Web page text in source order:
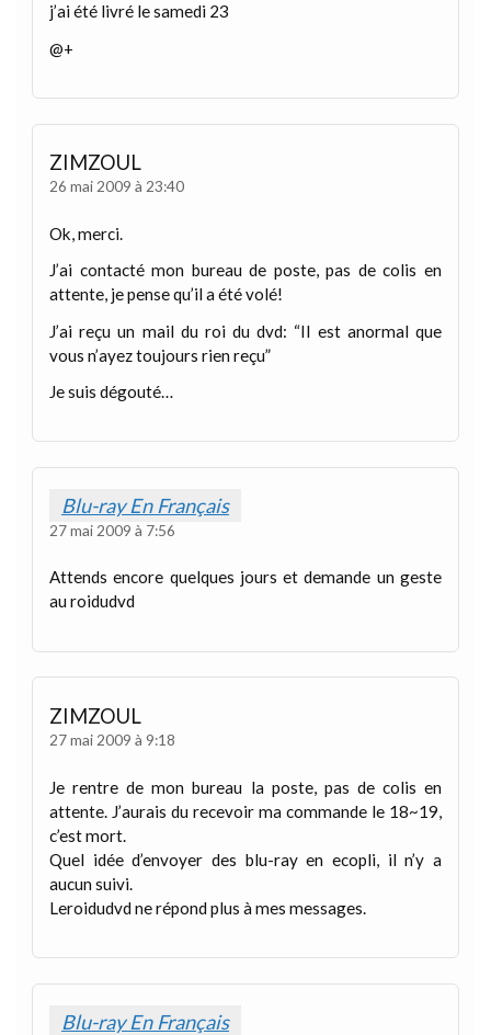
j’ai été livré le samedi 23
@+
ZIMZOUL
26 mai 2009 à 23:40
Ok, merci.
J’ai contacté mon bureau de poste, pas de colis en
attente, je pense qu’il a été volé!
J’ai reçu un mail du roi du dvd: “Il est anormal que
vous n’ayez toujours rien reçu”
Je suis dégouté…
Blu-ray En Français
27 mai 2009 à 7:56
Attends encore quelques jours et demande un geste
au roidudvd
ZIMZOUL
27 mai 2009 à 9:18
Je rentre de mon bureau la poste, pas de colis en
attente. J’aurais du recevoir ma commande le 18~19,
c’est mort.
Quel idée d’envoyer des blu-ray en ecopli, il n’y a
aucun suivi.
Leroidudvd ne répond plus à mes messages.
Blu-ray En Français